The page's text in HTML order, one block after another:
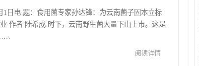
1日电 题：食用菌专家孙达锋：为云南菌子固本立标
作者 陆希成 时下，云南野生菌大量下山上市。这是
阅读详情